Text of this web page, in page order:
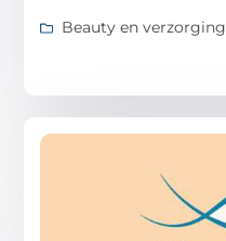
Beauty en verzorging